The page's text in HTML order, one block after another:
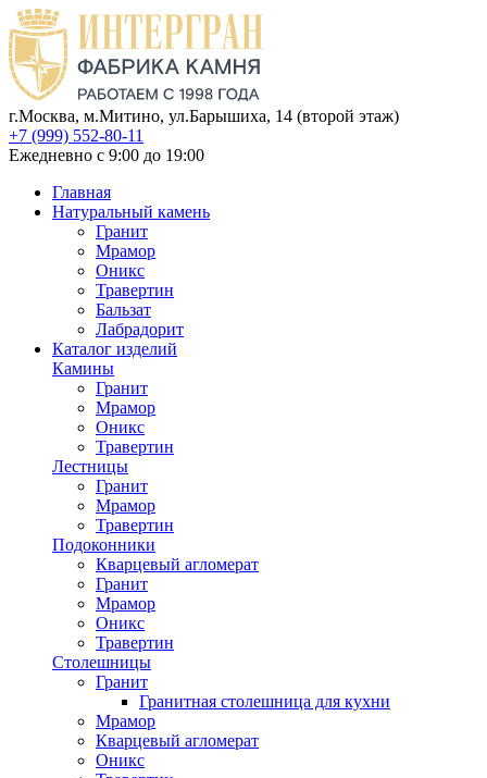
г.Москва, м.Митино, ул.Барышиха, 14 (второй этаж)
+7 (999) 552-80-11
Ежедневно с 9:00 до 19:00
Главная
Натуральный камень
Гранит
Мрамор
Оникс
Травертин
Бальзат
Лабрадорит
Каталог изделий
Камины
Гранит
Мрамор
Оникс
Травертин
Лестницы
Гранит
Мрамор
Травертин
Подоконники
Кварцевый агломерат
Гранит
Мрамор
Оникс
Травертин
Столешницы
Гранит
Гранитная столешница для кухни
Мрамор
Кварцевый агломерат
Оникс